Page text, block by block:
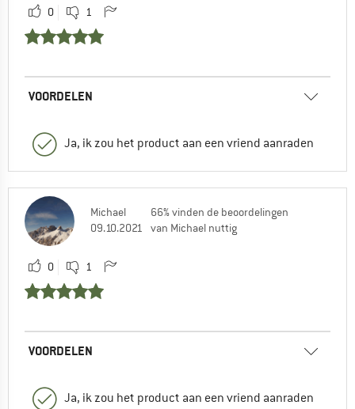
0 1
VOORDELEN
Ja, ik zou het product aan een vriend aanraden
Michael
09.10.2021
66% vinden de beoordelingen
van Michael nuttig
0 1
VOORDELEN
Ja, ik zou het product aan een vriend aanraden